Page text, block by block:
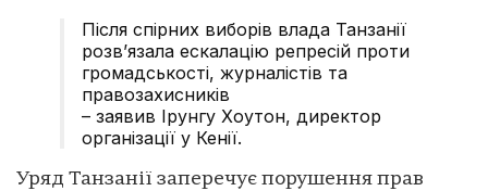
Після спірних виборів влада Танзанії
розв’язала ескалацію репресій проти
громадськості, журналістів та
правозахисників
– заявив Ірунгу Хоутон, директор
організації у Кенії.
Уряд Танзанії заперечує порушення прав